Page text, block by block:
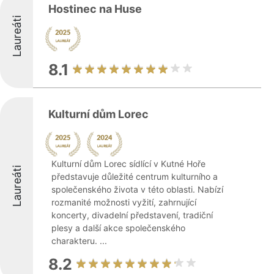
Laureáti
Hostinec na Huse
8.1
Laureáti
Kulturní dům Lorec
Kulturní dům Lorec sídlící v Kutné Hoře
představuje důležité centrum kulturního a
společenského života v této oblasti. Nabízí
rozmanité možnosti vyžití, zahrnující
koncerty, divadelní představení, tradiční
plesy a další akce společenského
charakteru. ...
8.2